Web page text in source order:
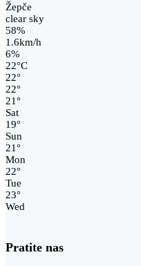
Žepče
clear sky
58%
1.6km/h
6%
22°C
22°
22°
21°
Sat
19°
Sun
21°
Mon
22°
Tue
23°
Wed
Pratite nas